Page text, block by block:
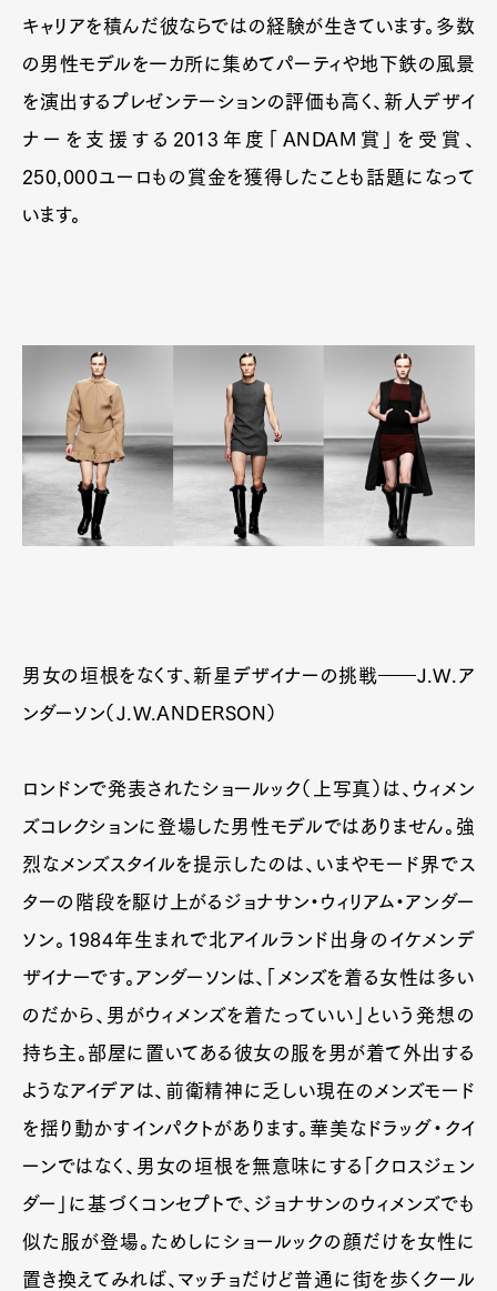
GourmetCars
ProductCultureLifestyle
Pen Membership
Magazine
Contact
Pen Meet
Pen international Pen tw
キャリアを積んだ彼ならではの経験が生きています。多数
の男性モデルを一カ所に集めてパーティや地下鉄の風景
を演出するプレゼンテーションの評価も高く、新人デザイ
ナーを支援する2013年度「ANDAM賞」を受賞、
250,000ユーロもの賞金を獲得したことも話題になって
います。
男女の垣根をなくす、新星デザイナーの挑戦――J.W.ア
ンダーソン（J.W.ANDERSON）
ロンドンで発表されたショールック（上写真）は、ウィメン
ズコレクションに登場した男性モデルではありません。強
烈なメンズスタイルを提示したのは、いまやモード界でス
ターの階段を駆け上がるジョナサン・ウィリアム・アンダー
ソン。1984年生まれで北アイルランド出身のイケメンデ
ザイナーです。アンダーソンは、「メンズを着る女性は多い
のだから、男がウィメンズを着たっていい」という発想の
持ち主。部屋に置いてある彼女の服を男が着て外出する
ようなアイデアは、前衛精神に乏しい現在のメンズモード
を揺り動かすインパクトがあります。華美なドラッグ・クイ
ーンではなく、男女の垣根を無意味にする「クロスジェン
ダー」に基づくコンセプトで、ジョナサンのウィメンズでも
似た服が登場。ためしにショールックの顔だけを女性に
置き換えてみれば、マッチョだけど普通に街を歩くクール